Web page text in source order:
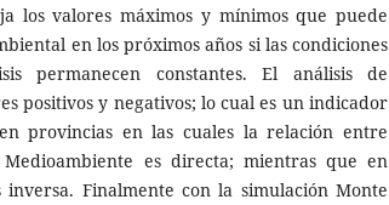
los valores máximos y mínimos que puede
en los próximos años si las condiciones
permanecen constantes. El análisis de
positivos y negativos; lo cual es un indicador
provincias en las cuales la relación entre
es directa; mientras que en
Finalmente con la simulación Monte